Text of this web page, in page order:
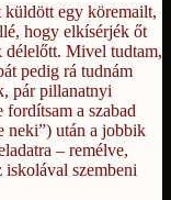
küldött egy köremailt,
hogy elkísérjék őt
délelőtt. Mivel tudtam,
pedig rá tudnám
pár pillanatnyi
a szabad
neki”) után a jobbik
– remélve,
iskolával szembeni